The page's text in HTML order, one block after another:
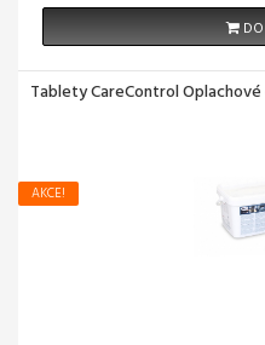
Tablety CareControl
AKCE!